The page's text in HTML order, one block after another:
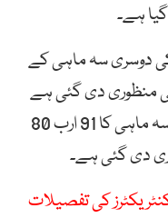
کے مطابق مالی سال 2020 کی دوسری سہ ماہی کے
کی منظوری دی گئی ہے
جب کہ مالی سال 2020 کی تیسری سہ ماہی کا 91 ارب 80
دی گئی ہے۔
کی تفصیلات